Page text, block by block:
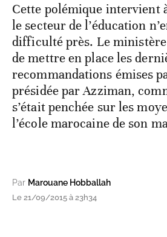
Cette polémique intervient
le secteur de l’éducation
difficulté près. Le
de mettre en place les
recommandations émises
présidée par Azziman,
s’était penchée sur les
l’école marocaine de son
Par Marouane Hobballah
Le 21/09/2015 à 23h34